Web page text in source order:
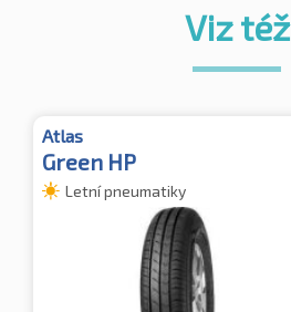
Viz též
Atlas
Green HP
Letní pneumatiky